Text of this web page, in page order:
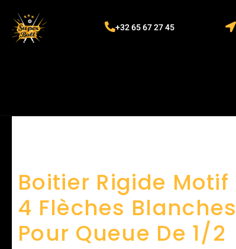
+32 65 67 27 45
Boitier Rigide Motif
4 Flèches Blanches
Pour Queue De 1/2